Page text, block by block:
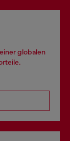
globalen